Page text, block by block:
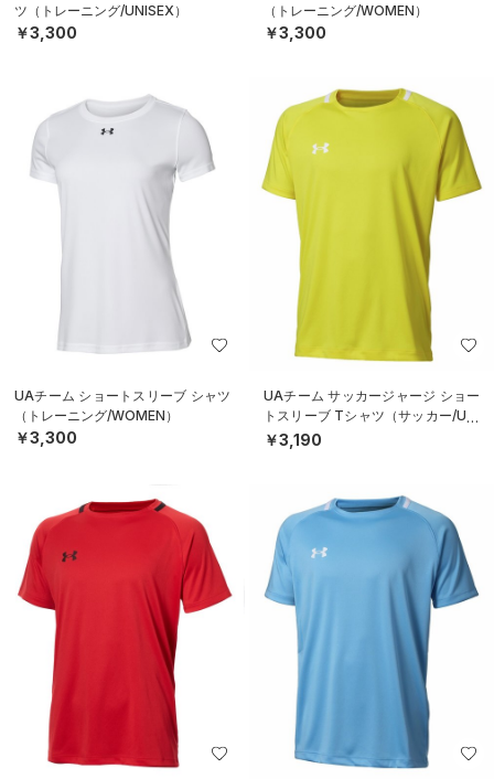
ツ（トレーニング/UNISEX）
￥3,300
（トレーニング/WOMEN）
￥3,300
UAチーム ショートスリーブ シャツ
（トレーニング/WOMEN）
￥3,300
UAチーム サッカージャージ ショー
トスリーブ Tシャツ（サッカー/UNI
SEX）
￥3,190